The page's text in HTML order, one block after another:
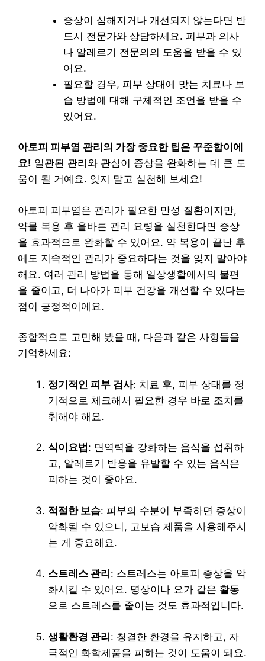
증상이 심해지거나 개선되지 않는다면 반
드시 전문가와 상담하세요. 피부과 의사
나 알레르기 전문의의 도움을 받을 수 있
어요.
필요할 경우, 피부 상태에 맞는 치료나 보
습 방법에 대해 구체적인 조언을 받을 수
있어요.
아토피 피부염 관리의 가장 중요한 팁은 꾸준함이에
요! 일관된 관리와 관심이 증상을 완화하는 데 큰 도
움이 될 거예요. 잊지 말고 실천해 보세요!
아토피 피부염은 관리가 필요한 만성 질환이지만,
약물 복용 후 올바른 관리 요령을 실천한다면 증상
을 효과적으로 완화할 수 있어요. 약 복용이 끝난 후
에도 지속적인 관리가 중요하다는 것을 잊지 말아야
해요. 여러 관리 방법을 통해 일상생활에서의 불편
을 줄이고, 더 나아가 피부 건강을 개선할 수 있다는
점이 긍정적이에요.
종합적으로 고민해 봤을 때, 다음과 같은 사항들을
기억하세요:
정기적인 피부 검사: 치료 후, 피부 상태를 정
기적으로 체크해서 필요한 경우 바로 조치를
취해야 해요.
식이요법 : 면역력을 강화하는 음식을 섭취하
고, 알레르기 반응을 유발할 수 있는 음식은
피하는 것이 좋아요.
적절한 보습: 피부의 수분이 부족하면 증상이
악화될 수 있으니, 고보습 제품을 사용해주시
는 게 중요해요.
스트레스 관리 : 스트레스는 아토피 증상을 악
화시킬 수 있어요. 명상이나 요가 같은 활동
으로 스트레스를 줄이는 것도 효과적입니다.
생활환경 관리: 청결한 환경을 유지하고, 자
극적인 화학제품을 피하는 것이 도움이 돼요.